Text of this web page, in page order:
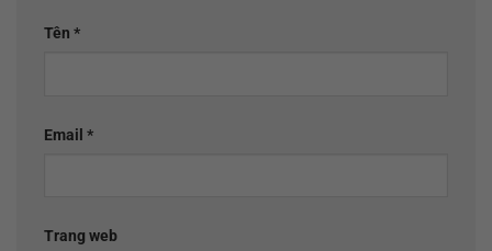
Tên *
Email *
Trang web